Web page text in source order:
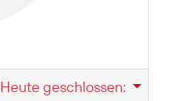
Heute geschlossen: